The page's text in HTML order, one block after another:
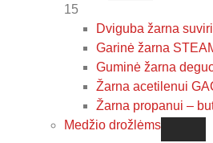
15
Dviguba žarna
Garinė žarna
Guminė žarna
Žarna acetilenui
Žarna propanui –
Medžio drožlėms